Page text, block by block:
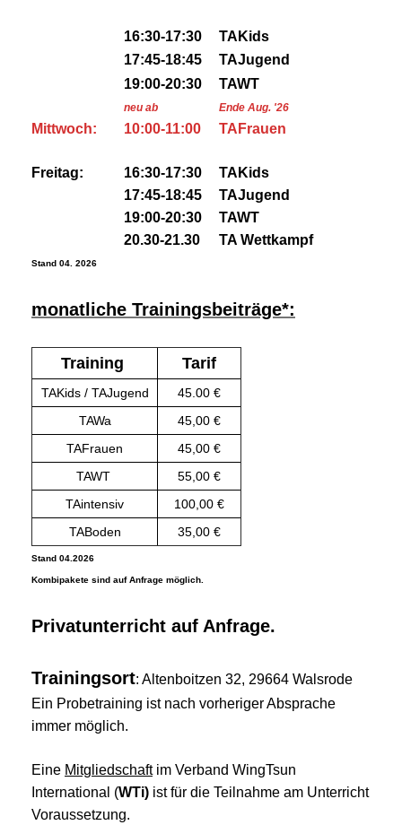
16:30-17:30
TAKids
17:45-18:45
TAJugend
19:00-20:30
TAWT
neu ab Ende Aug. '26
Mittwoch: 10:00-11:00 TAFrauen
Freitag: 16:30-17:30
TAKids
17:45-18:45
TAJugend
19:00-20:30
TAWT
20.30-21.30
TA Wettkampf
Stand 04. 2026
monatliche Trainingsbeiträge*:
Training Tarif
TAKids / TAJugend
45.00 €
TAWa
45,00 €
TAFrauen
45,00 €
TAWT
55,00 €
TAintensiv
100,00 €
TABoden
35,00 €
Stand 04.2026
Kombipakete sind auf Anfrage möglich.
Privatunterricht auf Anfrage.
Trainingsort: Altenboitzen 32, 29664 Walsrode
Ein Probetraining ist nach vorheriger Absprache
immer möglich.
Eine Mitgliedschaftim Verband WingTsun
International (WTi) ist für die Teilnahme am Unterricht
Voraussetzung.